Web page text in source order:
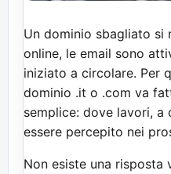
Un dominio sbagliato si
online, le email sono
iniziato a circolare. Per
dominio .it o .com va
semplice: dove lavori, a
essere percepito nei
Non esiste una risposta